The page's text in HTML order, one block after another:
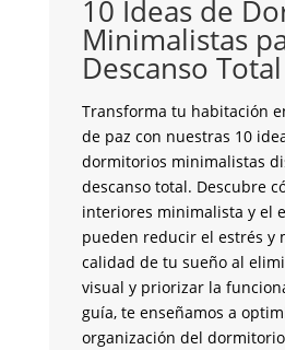
10 Ideas de
Minimalistas
Descanso Total
Transforma tu habitación
de paz con nuestras 10
dormitorios minimalistas
descanso total. Descubre
interiores minimalista y el
pueden reducir el estrés y
calidad de tu sueño al
visual y priorizar la
guía, te enseñamos a
organización del